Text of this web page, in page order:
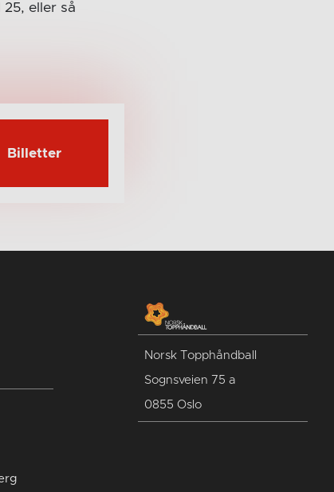
eller så
Billetter
Norsk Topphåndball
Sognsveien 75 a
0855 Oslo